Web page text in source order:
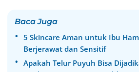
Baca Juga
5 Skincare Aman untuk Ibu
Berjerawat dan Sensitif
Apakah Telur Puyuh Bisa